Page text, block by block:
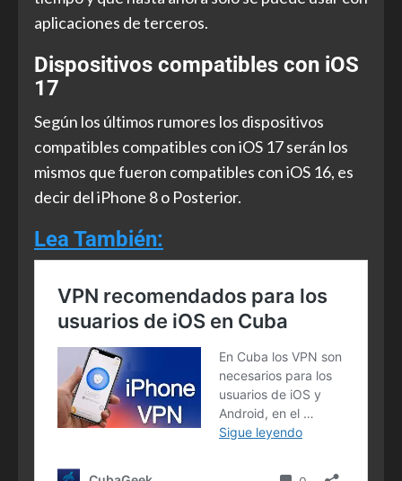
aplicaciones de terceros.
Dispositivos compatibles con iOS
17
Según los últimos rumores los dispositivos
compatibles compatibles con iOS 17 serán los
mismos que fueron compatibles con iOS 16, es
decir del iPhone 8 o Posterior.
Lea También: